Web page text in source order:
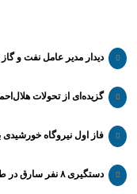
دیدار مدیر عامل نفت و
گزیده‌ای از تحولات
فاز اول نیروگاه خورشیدی
دستگیری ۸ نفر سارق در طرح پاکسازی محلات و کشف ۱۷ فقره سرقت